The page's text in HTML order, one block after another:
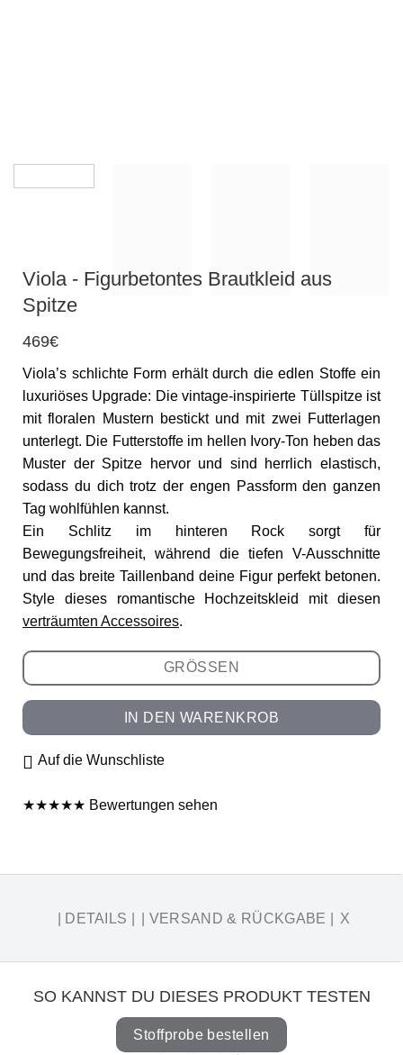
Viola - Figurbetontes Brautkleid aus
Spitze
469€
Viola’s schlichte Form erhält durch die edlen Stoffe ein
luxuriöses Upgrade: Die vintage-inspirierte Tüllspitze ist
mit floralen Mustern bestickt und mit zwei Futterlagen
unterlegt. Die Futterstoffe im hellen Ivory-Ton heben das
Muster der Spitze hervor und sind herrlich elastisch,
sodass du dich trotz der engen Passform den ganzen
Tag wohlfühlen kannst.
Ein Schlitz im hinteren Rock sorgt für
Bewegungsfreiheit, während die tiefen V-Ausschnitte
und das breite Taillenband deine Figur perfekt betonen.
Style dieses romantische Hochzeitskleid mit diesen
verträumten Accessoires.
GRÖSSEN
IN DEN WARENKROB
Auf die Wunschliste
★★★★★ Bewertungen sehen
| DETAILS | | VERSAND & RÜCKGABE | X
SO KANNST DU DIESES PRODUKT TESTEN
Stoffprobe bestellen